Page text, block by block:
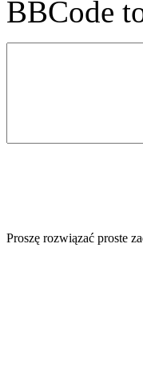
BBCode
Proszę rozwiązać proste